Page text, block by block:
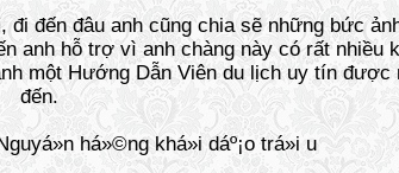
đến đâu anh cũng chia sẽ những bức
anh hỗ trợ vì anh chàng này có rất nhiều
một Hướng Dẫn Viên du lịch uy tín được
đến.